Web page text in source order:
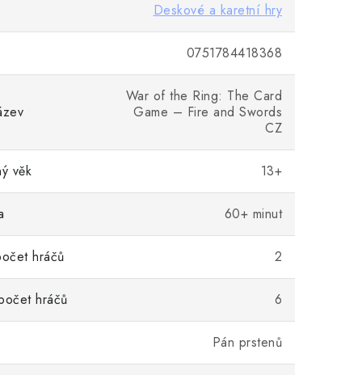
Deskové a karetní hry
0751784418368
War of the Ring: The Card
Game – Fire and Swords
CZ
věk 13+
60+ minut
hráčů 2
hráčů 6
Pán prstenů